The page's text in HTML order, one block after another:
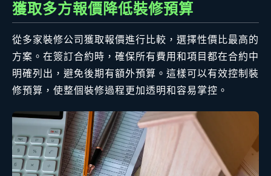
獲取多方報價降低裝修預算
從多家裝修公司獲取報價進行比較，選擇性價比最高的
方案。在簽訂合約時，確保所有費用和項目都在合約中
明確列出，避免後期有額外預算。這樣可以有效控制裝
修預算，使整個裝修過程更加透明和容易掌控。